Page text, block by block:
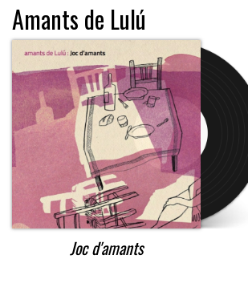
Amants de Lulú
Joc d'amants